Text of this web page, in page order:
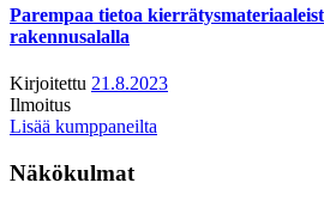
Parempaa tietoa
rakennusalalla
Kirjoitettu 21.8.2023
Ilmoitus
Lisää kumppaneilta
Näkökulmat